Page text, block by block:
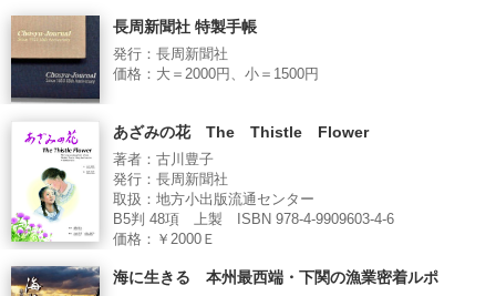
長周新聞社 特製手帳
発行：長周新聞社
価格：大＝2000円、小＝1500円
あざみの花 The Thistle Flower
著者：古川豊子
発行：長周新聞社
取扱：地方小出版流通センター
B5判 48項 上製 ISBN 978-4-9909603-4-6
価格：￥2000Ｅ
海に生きる 本州最西端・下関の漁業密着ルポ